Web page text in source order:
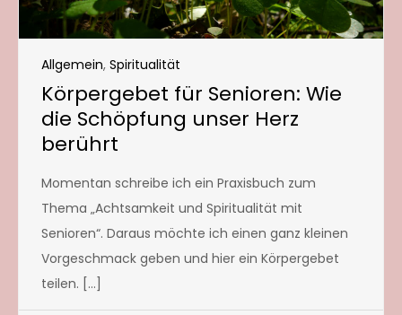
Allgemein, Spiritualität
Körpergebet für Senioren: Wie
die Schöpfung unser Herz
berührt
Momentan schreibe ich ein Praxisbuch zum
Thema „Achtsamkeit und Spiritualität mit
Senioren“. Daraus möchte ich einen ganz kleinen
Vorgeschmack geben und hier ein Körpergebet
teilen. […]